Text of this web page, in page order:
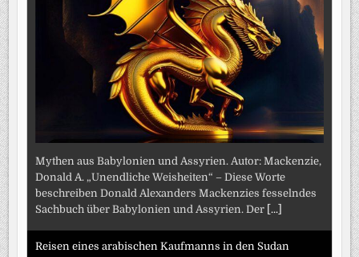
Mythen aus Babylonien und Assyrien. Autor: Mackenzie,
Donald A. „Unendliche Weisheiten“ – Diese Worte
beschreiben Donald Alexanders Mackenzies fesselndes
Sachbuch über Babylonien und Assyrien. Der [...]
Reisen eines arabischen Kaufmanns in den Sudan